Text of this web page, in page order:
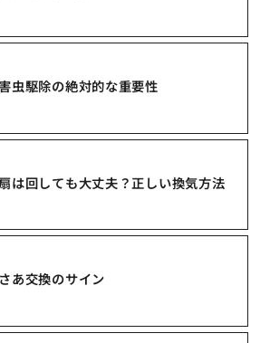
虫駆除の絶対的な重要性
は回しても大丈夫？正しい換気方法
あ交換のサイン